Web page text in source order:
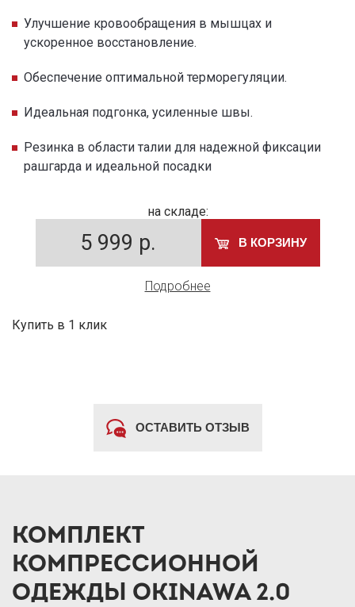
Улучшение кровообращения в мышцах и
ускоренное восстановление.
Обеспечение оптимальной терморегуляции.
Идеальная подгонка, усиленные швы.
Резинка в области талии для надежной фиксации
рашгарда и идеальной посадки
на складе:
5 999 р. В КОРЗИНУ
Подробнее
Купить в 1 клик
ОСТАВИТЬ ОТЗЫВ
КОМПЛЕКТ
КОМПРЕССИОННОЙ
ОДЕЖДЫ OKINAWA 2.0